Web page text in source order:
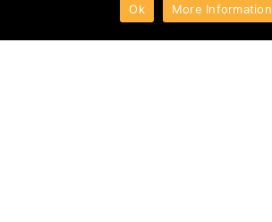
Ok
More Information